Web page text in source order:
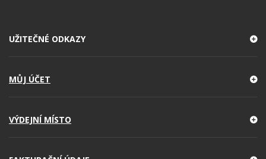
UŽITEČNÉ ODKAZY
MŮJ ÚČET
VÝDEJNÍ MÍSTO